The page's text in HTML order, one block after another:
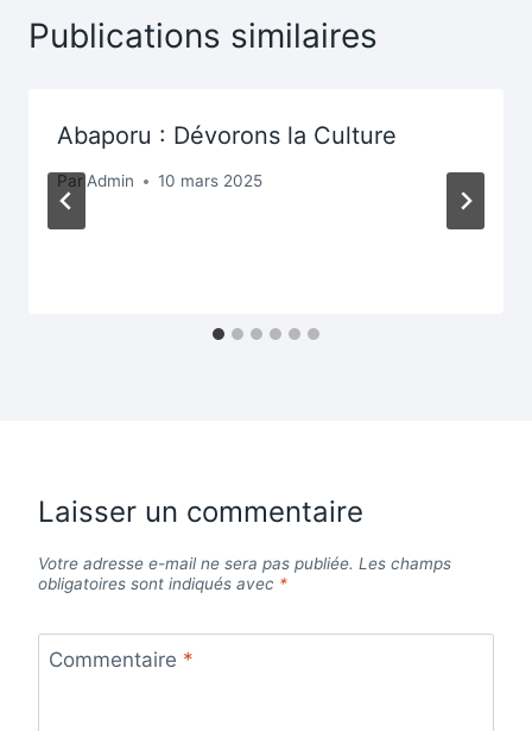
Publications similaires
Abaporu : Dévorons la Culture
Par Admin 10 mars 2025
Laisser un commentaire
Votre adresse e-mail ne sera pas publiée. Les champs
obligatoires sont indiqués avec *
Commentaire *